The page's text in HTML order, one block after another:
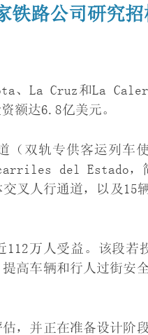
铁路公司研究
、La Cruz和La
额达6.8亿美元。
（双轨专供客运列车
del Estado，
叉人行通道，以及
112万人受益。该段
高车辆和行人过街安
，并正在准备设计阶